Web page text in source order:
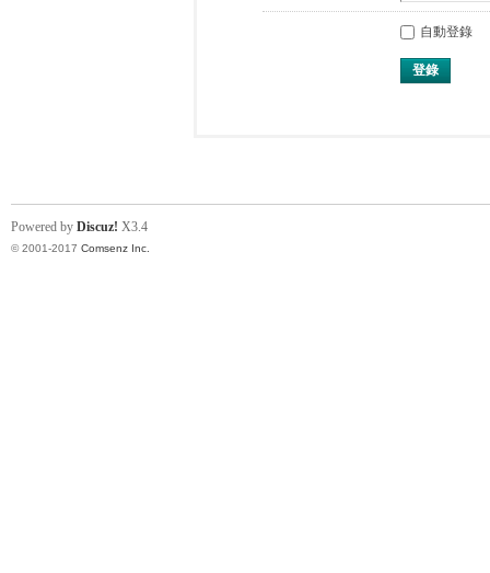
自動登錄
登錄
Powered by Discuz! X3.4
© 2001-2017 Comsenz Inc.